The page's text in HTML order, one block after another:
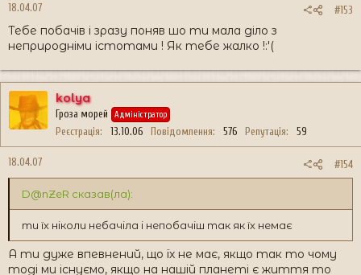
18.04.07 #153
Тебе побачів і зразу поняв шо ти мала діло з
неприродніми істотами ! Як тебе жалко !:'(
kolya
Гроза морей Адміністратор
Реєстрація 13.10.06 Повідомлення 576 Репутація 59
18.04.07 #154
D@nZeR сказав(ла):
ти їх ніколи небачіла і непобачіш так як їх немає
А ти дуже впевнений, що їх не має, якщо так то чому
тоді ми існуємо, якщо на нашій планеті є життя то